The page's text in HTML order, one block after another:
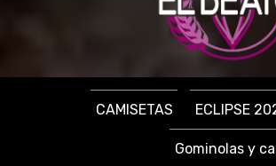
CAMISETAS ECLIPSE
Gominolas y